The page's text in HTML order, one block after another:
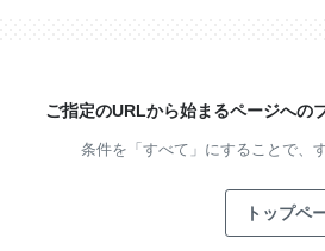
ご指定のURLから始まるページへの
条件を「すべて」にすることで、
トップペ